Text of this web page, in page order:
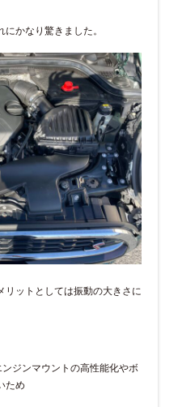
かなり驚きました。
リットとしては振動の大きさに
ジンマウントの高性能化やボ
ため